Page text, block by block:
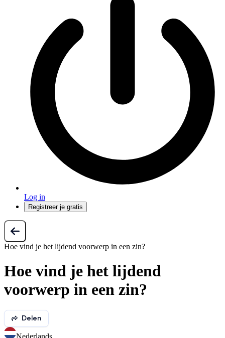
Log in
Registreer je gratis
Hoe vind je het lijdend voorwerp in een zin?
Hoe vind je het lijdend
voorwerp in een zin?
Delen
Nederlands